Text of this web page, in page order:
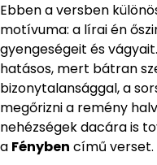
Ebben a versben
motívuma: a lírai én
gyengeségeit és
hatásos, mert bátran
bizonytalansággal, a
megőrizni a remény
nehézségek dacára is
a Fényben című verset.